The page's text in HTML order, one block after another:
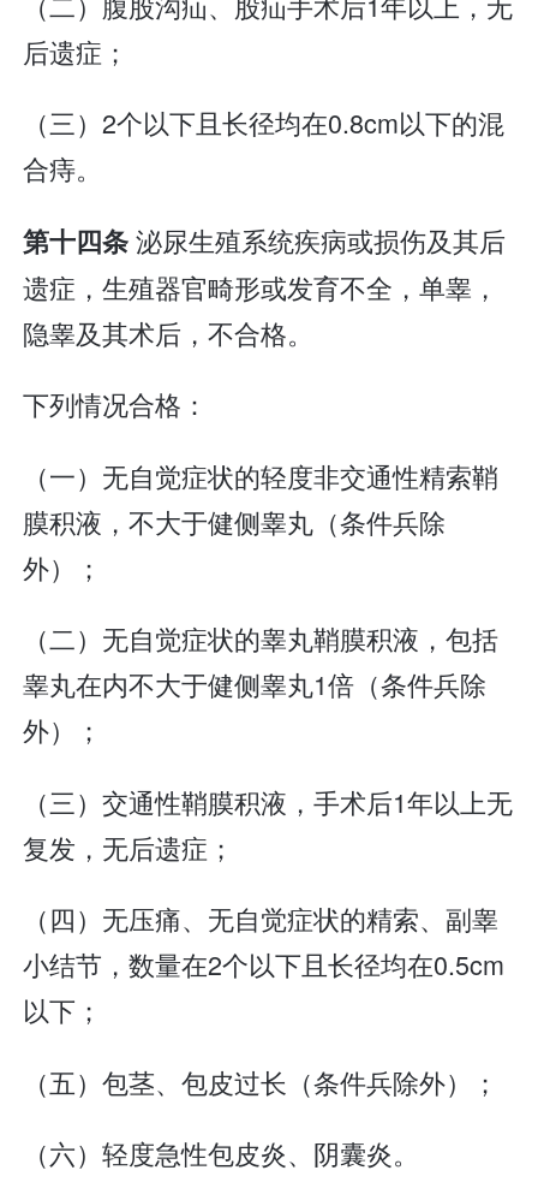
后遗症；
（三）2个以下且长径均在0.8cm以下的混
合痔。
第十四条泌尿生殖系统疾病或损伤及其后
遗症，生殖器官畸形或发育不全，单睾，
隐睾及其术后，不合格。
下列情况合格：
（一）无自觉症状的轻度非交通性精索鞘
膜积液，不大于健侧睾丸（条件兵除
外）；
（二）无自觉症状的睾丸鞘膜积液，包括
睾丸在内不大于健侧睾丸1倍（条件兵除
外）；
（三）交通性鞘膜积液，手术后1年以上无
复发，无后遗症；
（四）无压痛、无自觉症状的精索、副睾
小结节，数量在2个以下且长径均在0.5cm
以下；
（五）包茎、包皮过长（条件兵除外）；
（六）轻度急性包皮炎、阴囊炎。